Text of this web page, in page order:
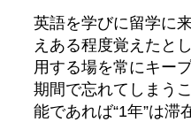
英語を学びに留学に
えある程度覚えたと
用する場を常にキー
期間で忘れてしまう
能であれば“1年”は